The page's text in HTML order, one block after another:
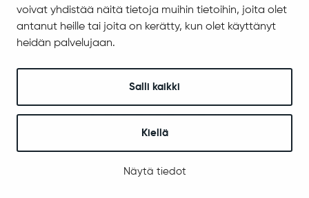
voivat yhdistää näitä tietoja muihin tietoihin, joita olet
antanut heille tai joita on kerätty, kun olet käyttänyt
heidän palvelujaan.
Salli kaikki
Kiellä
Näytä tiedot
Kaikki yhteystiedot
Henkilökunnan intranet
Seuraa meitä